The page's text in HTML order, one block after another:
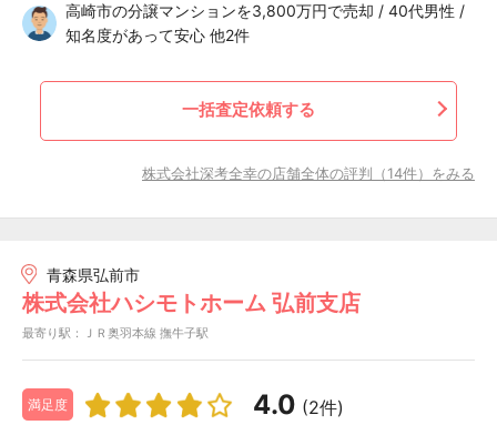
高崎市の分譲マンションを3,800万円で売却 / 40代男性 /
知名度があって安心 他2件
一括査定依頼する
株式会社深考全幸の店舗全体の評判（14件）をみる
青森県弘前市
株式会社ハシモトホーム 弘前支店
最寄り駅：ＪＲ奥羽本線 撫牛子駅
満足度 4.0 (2件)